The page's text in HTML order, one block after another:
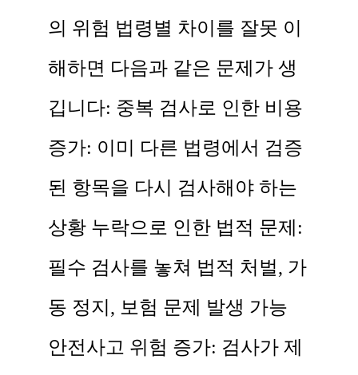
의 위험 법령별 차이를 잘못 이
해하면 다음과 같은 문제가 생
깁니다: 중복 검사로 인한 비용
증가: 이미 다른 법령에서 검증
된 항목을 다시 검사해야 하는
상황 누락으로 인한 법적 문제:
필수 검사를 놓쳐 법적 처벌, 가
동 정지, 보험 문제 발생 가능
안전사고 위험 증가: 검사가 제